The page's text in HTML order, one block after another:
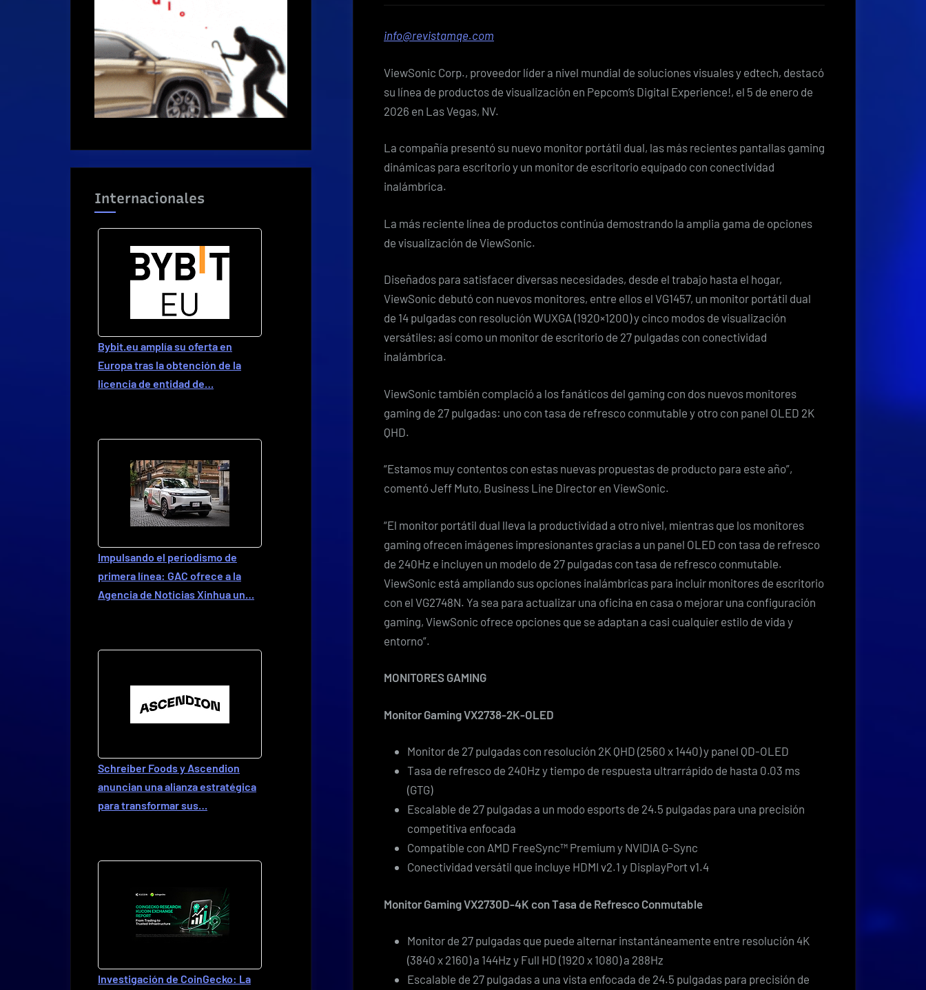
visualización
para
info@revistamqe.com
ViewSonic Corp., proveedor líder a nivel mundial de soluciones visuales y edtech, destacó
su línea de productos de visualización en Pepcom’s Digital Experience!, el 5 de enero de
2026 en Las Vegas, NV.
La compañía presentó su nuevo monitor portátil dual, las más recientes pantallas gaming
dinámicas para escritorio y un monitor de escritorio equipado con conectividad
inalámbrica.
La más reciente línea de productos continúa demostrando la amplia gama de opciones
de visualización de ViewSonic.
Diseñados para satisfacer diversas necesidades, desde el trabajo hasta el hogar,
ViewSonic debutó con nuevos monitores, entre ellos el VG1457, un monitor portátil dual
de 14 pulgadas con resolución WUXGA (1920×1200) y cinco modos de visualización
versátiles; así como un monitor de escritorio de 27 pulgadas con conectividad
inalámbrica.
ViewSonic también complació a los fanáticos del gaming con dos nuevos monitores
gaming de 27 pulgadas: uno con tasa de refresco conmutable y otro con panel OLED 2K
QHD.
“Estamos muy contentos con estas nuevas propuestas de producto para este año”,
comentó Jeff Muto, Business Line Director en ViewSonic.
“El monitor portátil dual lleva la productividad a otro nivel, mientras que los monitores
gaming ofrecen imágenes impresionantes gracias a un panel OLED con tasa de refresco
de 240Hz e incluyen un modelo de 27 pulgadas con tasa de refresco conmutable.
ViewSonic está ampliando sus opciones inalámbricas para incluir monitores de escritorio
con el VG2748N. Ya sea para actualizar una oficina en casa o mejorar una configuración
gaming, ViewSonic ofrece opciones que se adaptan a casi cualquier estilo de vida y
entorno”.
MONITORES GAMING
Monitor Gaming VX2738-2K-OLED
Monitor de 27 pulgadas con resolución 2K QHD (2560 x 1440) y panel QD-OLED
Tasa de refresco de 240Hz y tiempo de respuesta ultrarrápido de hasta 0.03 ms
(GTG)
Escalable de 27 pulgadas a un modo esports de 24.5 pulgadas para una precisión
competitiva enfocada
Compatible con AMD FreeSync™ Premium y NVIDIA G-Sync
Conectividad versátil que incluye HDMI v2.1 y DisplayPort v1.4
Monitor Gaming VX2730D-4K con Tasa de Refresco Conmutable
Monitor de 27 pulgadas que puede alternar instantáneamente entre resolución 4K
(3840 x 2160) a 144Hz y Full HD (1920 x 1080) a 288Hz
Escalable de 27 pulgadas a una vista enfocada de 24.5 pulgadas para precisión de
Internacionales
Bybit.eu amplía su oferta en
Europa tras la obtención de la
licencia de entidad de…
Impulsando el periodismo de
primera línea: GAC ofrece a la
Agencia de Noticias Xinhua un…
Schreiber Foods y Ascendion
anuncian una alianza estratégica
para transformar sus…
Investigación de CoinGecko: La